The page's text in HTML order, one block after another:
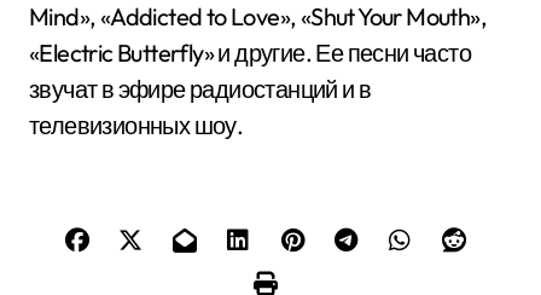
Mind», «Addicted to Love», «Shut Your Mouth»,
«Electric Butterfly» и другие. Ее песни часто
звучат в эфире радиостанций и в
телевизионных шоу.